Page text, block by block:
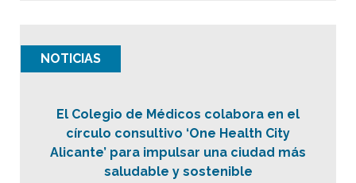
NOTICIAS
El Colegio de Médicos colabora en el
círculo consultivo ‘One Health City
Alicante’ para impulsar una ciudad más
saludable y sostenible